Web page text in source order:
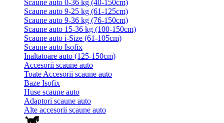
Scaune auto 0-36 kg (40-150cm)
Scaune auto 9-25 kg (61-125cm)
Scaune auto 9-36 kg (76-150cm)
Scaune auto 15-36 kg (100-150cm)
Scaune auto i-Size (61-105cm)
Scaune auto Isofix
Inaltatoare auto (125-150cm)
Accesorii scaune auto
Toate Accesorii scaune auto
Baze Isofix
Huse scaune auto
Adaptori scaune auto
Alte accesorii scaune auto